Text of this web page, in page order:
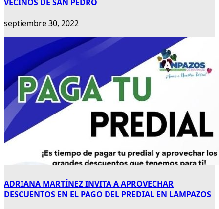
VECINOS DE SAN PEDRO
septiembre 30, 2022
ADRIANA MARTÍNEZ INVITA A APROVECHAR
DESCUENTOS EN EL PAGO DEL PREDIAL EN LAMPAZOS